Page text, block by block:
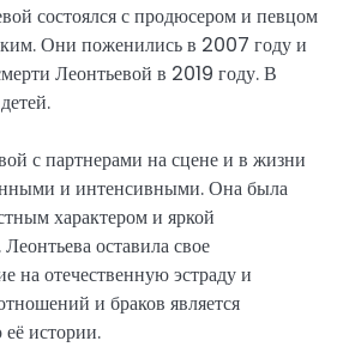
состоялся с продюсером и певцом
Они поженились в 2007 году и
Леонтьевой в 2019 году. В
с партнерами на сцене и в жизни
и интенсивными. Она была
характером и яркой
оставила свое
на отечественную эстраду и
и браков является
истории.